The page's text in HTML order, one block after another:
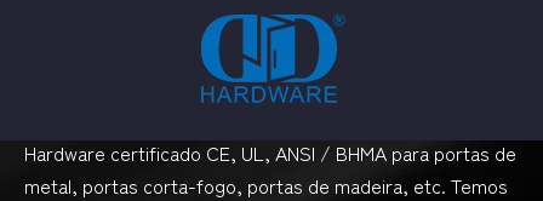
Hardware certificado CE, UL, ANSI / BHMA para portas de
metal, portas corta-fogo, portas de madeira, etc. Temos